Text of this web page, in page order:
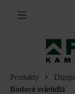
hlavný obsah
Produkty
Bodové svietidlá